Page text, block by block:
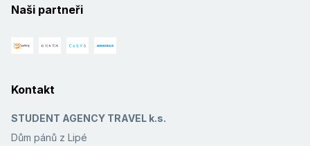
Naši partneři
Kontakt
STUDENT AGENCY TRAVEL k.s.
Dům pánů z Lipé